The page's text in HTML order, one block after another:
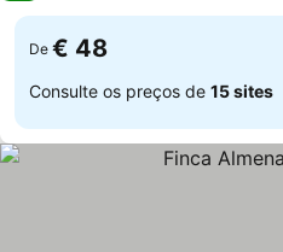
De € 48
Consulte os preços de 15 sites